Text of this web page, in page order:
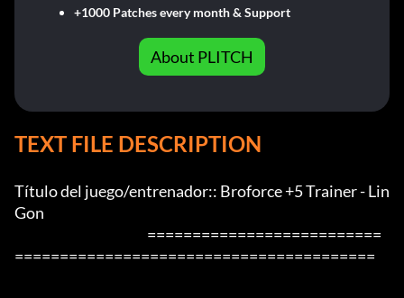
+1000 Patches every month & Support
About PLITCH
TEXT FILE DESCRIPTION
Título del juego/entrenador:: Broforce +5 Trainer - Lin
Gon
========================================